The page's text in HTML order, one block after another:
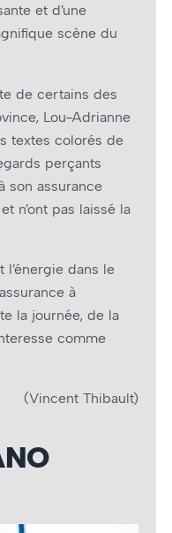
et d’une
scène du
de certains des
Lou-Adrianne
textes colorés de
perçants
son assurance
n’ont pas laissé la
l’énergie dans le
à
la journée, de la
comme
(Vincent Thibault)